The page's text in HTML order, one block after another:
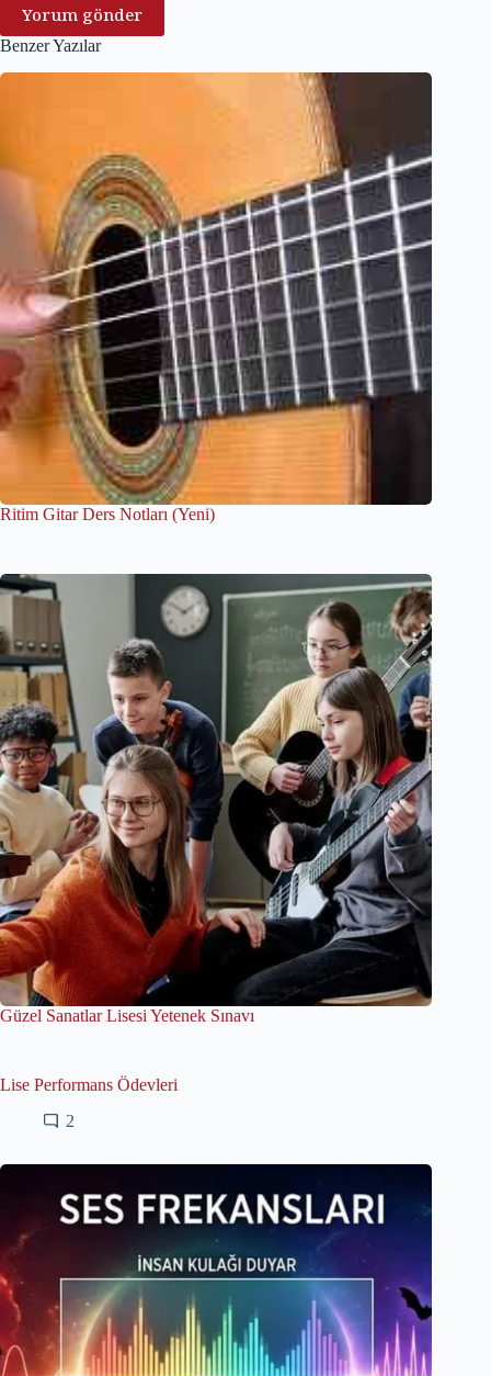
Yorum gönder
Benzer Yazılar
Ritim Gitar Ders Notları (Yeni)
Güzel Sanatlar Lisesi Yetenek Sınavı
Lise Performans Ödevleri
2